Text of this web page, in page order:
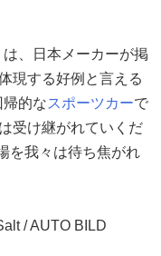
、日本メーカーが掲
現する好例と言える
的なスポーツカーで
受け継がれていくだ
を我々は待ち焦がれ
/ AUTO BILD